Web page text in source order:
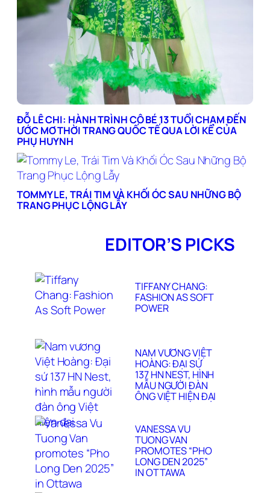
ĐỖ LÊ CHI: HÀNH TRÌNH CÔ BÉ 13 TUỔI CHẠM ĐẾN
ƯỚC MƠ THỜI TRANG QUỐC TẾ QUA LỜI KỂ CỦA
PHỤ HUYNH
TOMMY LE, TRÁI TIM VÀ KHỐI ÓC SAU NHỮNG BỘ
TRANG PHỤC LỘNG LẪY
EDITOR’S PICKS
TIFFANY CHANG:
FASHION AS SOFT
POWER
NAM VƯƠNG VIỆT
HOÀNG: ĐẠI SỨ
137 HN NEST, HÌNH
MẪU NGƯỜI ĐÀN
ÔNG VIỆT HIỆN ĐẠI
VANESSA VU
TUONG VAN
PROMOTES “PHO
LONG DEN 2025”
IN OTTAWA